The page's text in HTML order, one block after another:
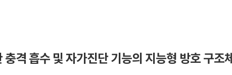
격 흡수 및 자가진단 기능의 지능형 방호 구조